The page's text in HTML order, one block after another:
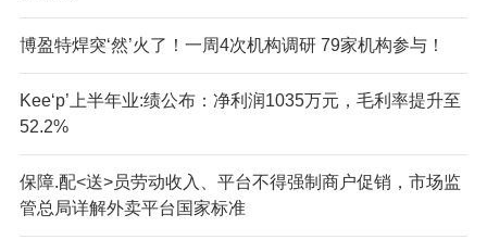
博盈特焊突‘然’火了！一周4次机构调研 79家机构参与！
Kee‘p’上半年业:绩公布：净利润1035万元，毛利率提升至
52.2%
保障.配<送>员劳动收入、平台不得强制商户促销，市场监
管总局详解外卖平台国家标准